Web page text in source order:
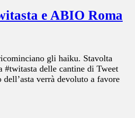
e ABIO Roma
gli haiku. Stavolta
#twitasta delle cantine di Tweet
verrà devoluto a favore